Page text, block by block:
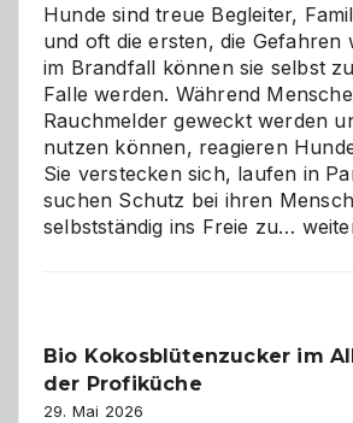
Hunde sind treue Begleiter,
und oft die ersten, die Gefahren
im Brandfall können sie selbst
Falle werden. Während
Rauchmelder geweckt werden
nutzen können, reagieren
Sie verstecken sich, laufen in
suchen Schutz bei ihren
selbstständig ins Freie zu…
Bio Kokosblütenzucker im
der Profiküche
29. Mai 2026